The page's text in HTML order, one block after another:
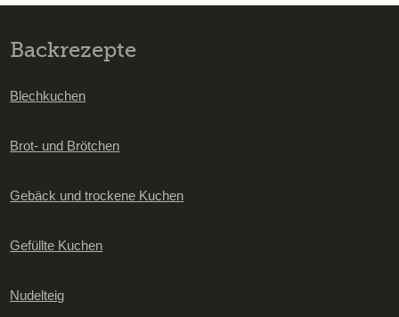
Backrezepte
Blechkuchen
Brot- und Brötchen
Gebäck und trockene Kuchen
Gefüllte Kuchen
Nudelteig